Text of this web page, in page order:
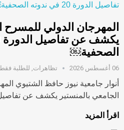
المهرجان الدولي للمسرح
الصحفية￼
06 أغسطس 2026 تظاهرات للطلبة فقط
أنوار جامعية نيوز حافظ الشتيوي
الجامعي بالمنستير يكشف عن تفاصيل
اقرأ المزيد